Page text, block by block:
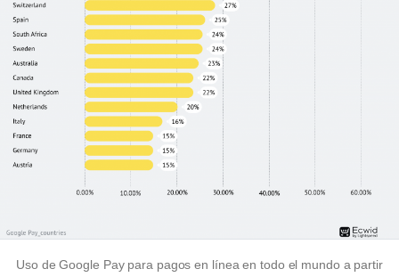
Uso de Google Pay para pagos en línea en todo el mundo a partir